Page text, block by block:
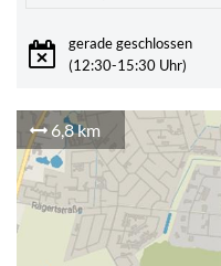
gerade geschlossen
(12:30-15:30 Uhr)
6,8 km